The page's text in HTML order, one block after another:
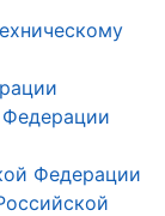
Федерации